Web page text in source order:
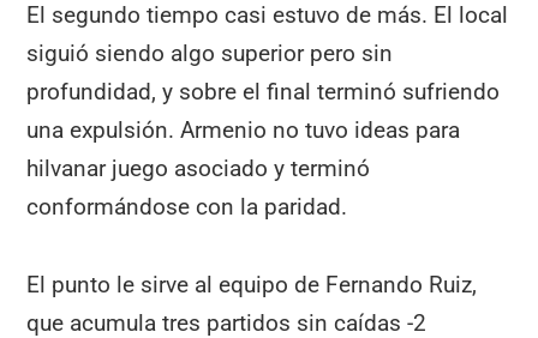
El segundo tiempo casi estuvo de más. El local
siguió siendo algo superior pero sin
profundidad, y sobre el final terminó sufriendo
una expulsión. Armenio no tuvo ideas para
hilvanar juego asociado y terminó
conformándose con la paridad.
El punto le sirve al equipo de Fernando Ruiz,
que acumula tres partidos sin caídas -2